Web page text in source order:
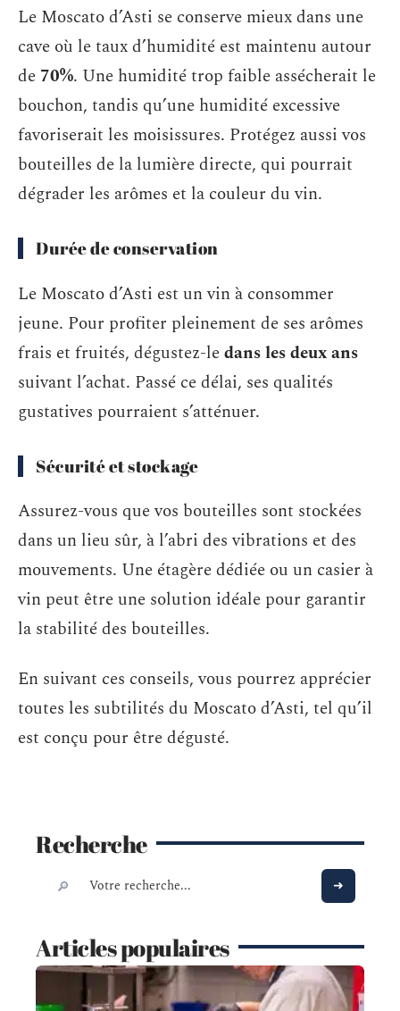
Le Moscato d’Asti se conserve mieux dans une
cave où le taux d’humidité est maintenu autour
de 70%. Une humidité trop faible assécherait le
bouchon, tandis qu’une humidité excessive
favoriserait les moisissures. Protégez aussi vos
bouteilles de la lumière directe, qui pourrait
dégrader les arômes et la couleur du vin.
Durée de conservation
Le Moscato d’Asti est un vin à consommer
jeune. Pour profiter pleinement de ses arômes
frais et fruités, dégustez-ledans les deux ans
suivant l’achat. Passé ce délai, ses qualités
gustatives pourraient s’atténuer.
Sécurité et stockage
Assurez-vous que vos bouteilles sont stockées
dans un lieu sûr, à l’abri des vibrations et des
mouvements. Une étagère dédiée ou un casier à
vin peut être une solution idéale pour garantir
la stabilité des bouteilles.
En suivant ces conseils, vous pourrez apprécier
toutes les subtilités du Moscato d’Asti, tel qu’il
est conçu pour être dégusté.
Recherche
Articles populaires